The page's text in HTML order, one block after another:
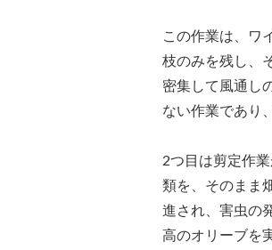
この作業は、ワ
枝のみを残し、
密集して風通し
ない作業であり
2つ目は剪定作
類を、そのまま
進され、害虫の
高のオリーブを